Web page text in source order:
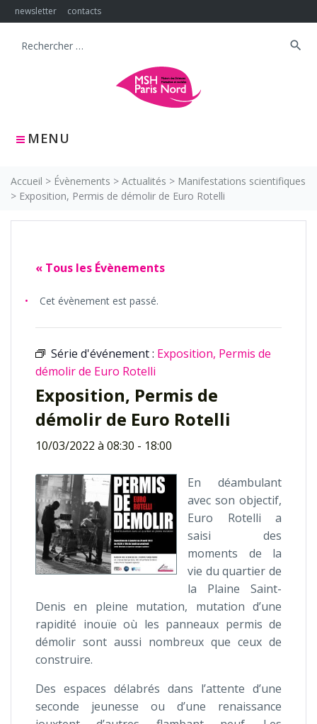
Skip
to
newsletter contacts
MENU
Search
search
Accueil > Évènements > Actualités > Manifestations scientifiques
> Exposition, Permis de démolir de Euro Rotelli
« Tous les Évènements
Cet évènement est passé.
Série d'événement : Exposition, Permis de
démolir de Euro Rotelli
Exposition, Permis de
démolir de Euro Rotelli
10/03/2022 à 08:30 - 18:00
En déambulant
avec son objectif,
Euro Rotelli a
saisi des
moments de la
vie du quartier de
la Plaine Saint-
Denis en pleine mutation, mutation d’une
rapidité inouïe où les panneaux permis de
démolir sont aussi nombreux que ceux de
construire.
Des espaces délabrés dans l’attente d’une
seconde jeunesse ou d’une renaissance